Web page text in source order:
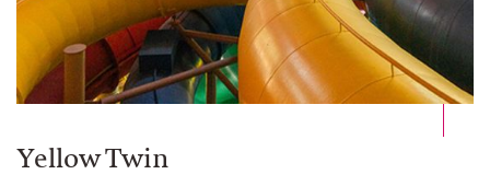
Yellow Twin